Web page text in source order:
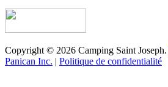
Copyright © 2026 Camping Saint Joseph.
Panican Inc. | Politique de confidentialité